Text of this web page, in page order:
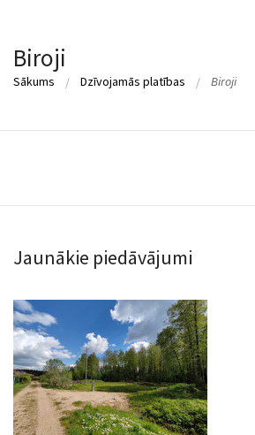
Biroji
Sākums Dzīvojamās platības Biroji
Jaunākie piedāvājumi